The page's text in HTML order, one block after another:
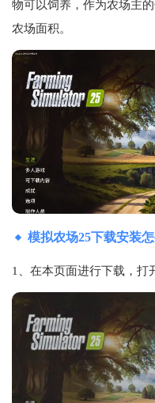
物可以饲养，作为农场主
农场面积。
模拟农场25下载安装
1、在本页面进行下载，打